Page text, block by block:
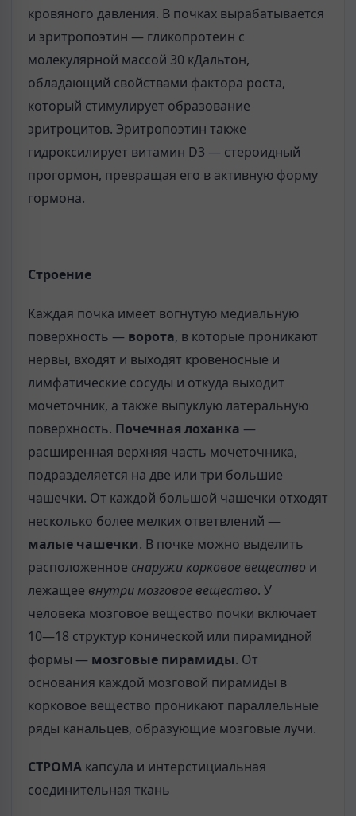
кровяного давления. В почках вырабатывается
и эритропоэтин — гликопротеин с
молекулярной массой 30 кДальтон,
обладающий свойствами фактора роста,
который стимулирует образование
эритроцитов. Эритропоэтин также
гидроксилирует витамин D3 — стероидный
прогормон, превращая его в активную форму
гормона.
Строение
Каждая почка имеет вогнутую медиальную
поверхность — ворота, в которые проникают
нервы, входят и выходят кровеносные и
лимфатические сосуды и откуда выходит
мочеточник, а также выпуклую латеральную
поверхность. Почечная лоханка —
расширенная верхняя часть мочеточника,
подразделяется на две или три большие
чашечки. От каждой большой чашечки отходят
несколько более мелких ответвлений —
малые чашечки. В почке можно выделить
расположенное снаружи корковое вещество и
лежащее внутри мозговое вещество. У
человека мозговое вещество почки включает
10—18 структур конической или пирамидной
формы — мозговые пирамиды. От
основания каждой мозговой пирамиды в
корковое вещество проникают параллельные
ряды канальцев, образующие мозговые лучи.
СТРОМА капсула и интерстициальная
соединительная ткань